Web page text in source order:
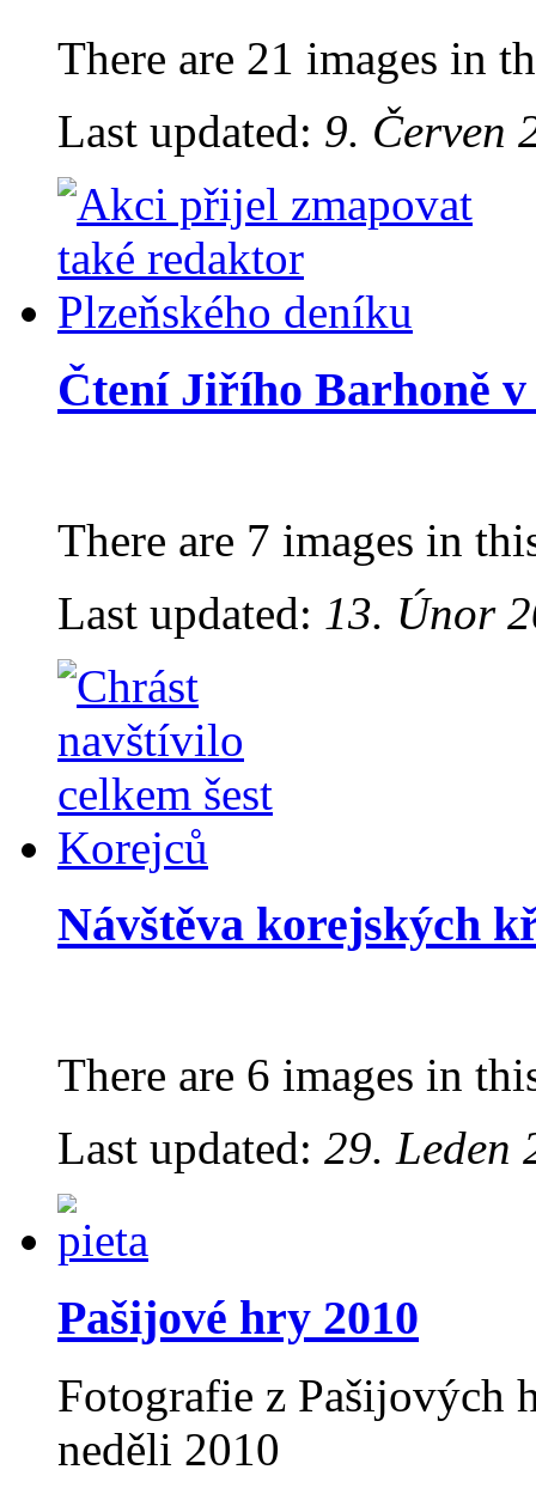
There are 21 images in
Last updated: 9. Červen
Čtení Jiřího Barhoně
There are 7 images in
Last updated: 13. Únor
Návštěva korejských
There are 6 images in
Last updated: 29. Leden
Pašijové hry 2010
Fotografie z Pašijových
neděli 2010